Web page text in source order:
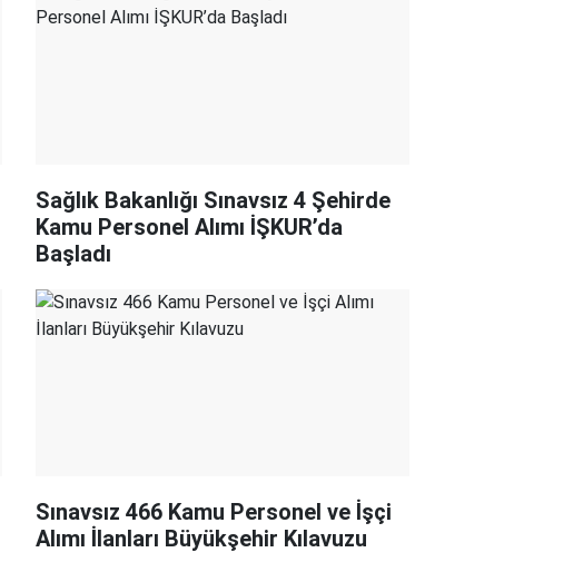
Sağlık Bakanlığı Sınavsız 4 Şehirde
Kamu Personel Alımı İŞKUR’da
Başladı
Sınavsız 466 Kamu Personel ve İşçi
Alımı İlanları Büyükşehir Kılavuzu